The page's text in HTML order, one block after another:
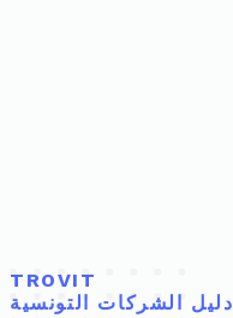
TROVIT
دليل الشركات التونسية